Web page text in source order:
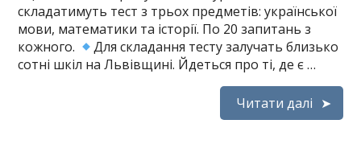
складатимуть тест з трьох предметів: української
мови, математики та історії. По 20 запитань з
кожного.
Для складання тесту залучать близько
сотні шкіл на Львівщині. Йдеться про ті, де є …
Читати далі